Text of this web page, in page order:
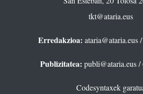
tkt@ataria.eus
Erredakzioa: ataria@ataria.eus
Publizitatea: publi@ataria.eus/
Codesyntaxek